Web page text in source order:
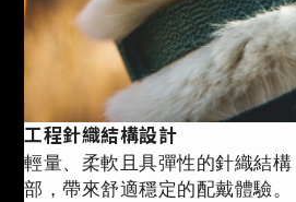
工程針織結構設計
輕量、柔軟且具彈性的針織結
部，帶來舒適穩定的配戴體驗。